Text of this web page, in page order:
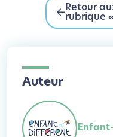
Retour
rubrique
Auteur